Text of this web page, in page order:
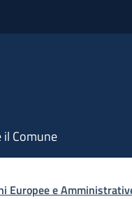
il Comune
Europee e